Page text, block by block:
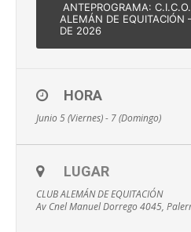
ANTEPROGRAMA:
ALEMÁN DE EQUITACIÓN
DE 2026
HORA
Junio 5 (Viernes) - 7 (Domingo)
LUGAR
CLUB ALEMÁN DE EQUITACIÓN
Av Cnel Manuel Dorrego 4045,